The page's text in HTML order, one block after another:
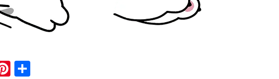
Pinterest